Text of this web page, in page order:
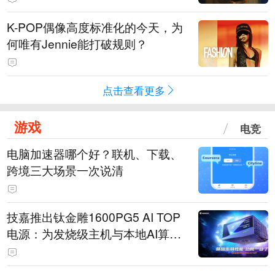
K-POP偶像高度标准化的今天，为
何唯有Jennie能打破规则？
点击查看更多
游戏 电竞
电脑加速器哪个好？联机、下载、
跨境三大场景一次说清
技嘉推出钛金雕1600PG5 AI TOP
电源：为发烧级主机与本地AI算力
打造旗舰供电方案